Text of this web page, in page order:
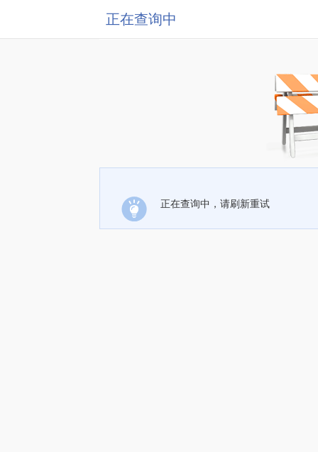
正在查询中
正在查询中，请刷新重试